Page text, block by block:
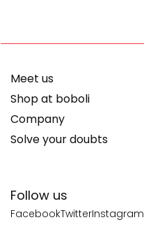
Follow us
FacebookTwitterInstagram
Company
Meet us
Shop at boboli
Solve your doubts